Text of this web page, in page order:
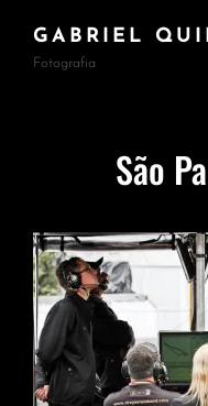
GABRIEL
Fotografia
São